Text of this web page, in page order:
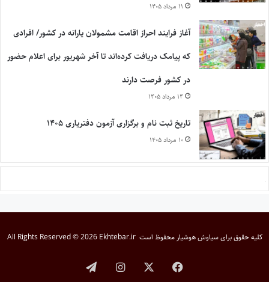
۱۱ مرداد ۱۴۰۵
آغاز فرایند احراز اقامت مشمولان یارانه در کشور/ افرادی
که پیامک دریافت کرده‌اند تا آخر شهریور برای اعلام حضور
در کشور فرصت دارند
۱۴ مرداد ۱۴۰۵
تاریخ ثبت نام و برگزاری آزمون دفتریاری ۱۴۰۵
۱۰ مرداد ۱۴۰۵
کلیه حقوق برایسیاوش هوشیار محفوظ است All Rights Reserved © 2026 Ekhtebar.ir